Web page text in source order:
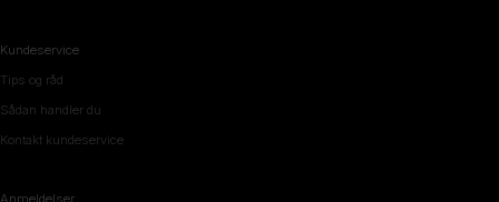
Kundeservice
Tips og råd
Sådan handler du
Kontakt kundeservice
Anmeldelser